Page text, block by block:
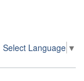
Select Language ▼